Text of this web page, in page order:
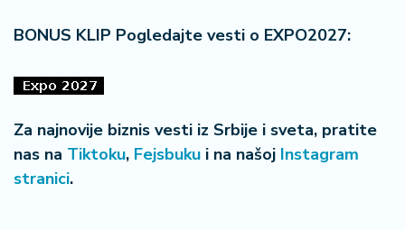
BONUS KLIP Pogledajte vesti o EXPO2027:
Za najnovije biznis vesti iz Srbije i sveta, pratite
nas na Tiktoku, Fejsbuku i na našoj Instagram
stranici.